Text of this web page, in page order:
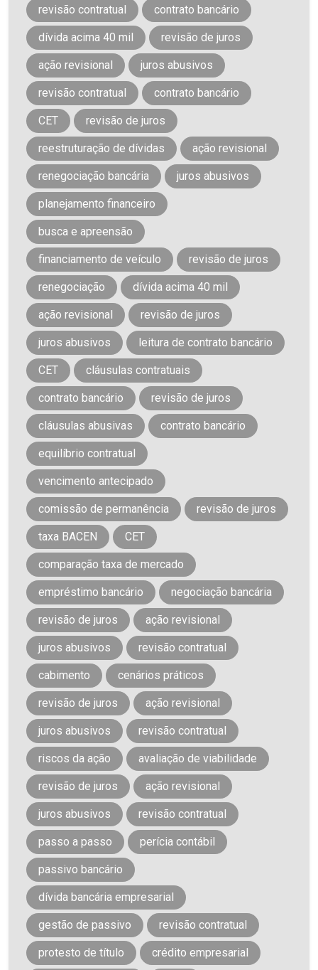
revisão contratual contrato bancário
dívida acima 40 mil revisão de juros
ação revisional juros abusivos
revisão contratual contrato bancário
CET revisão de juros
reestruturação de dívidas ação revisional
renegociação bancária juros abusivos
planejamento financeiro
busca e apreensão
financiamento de veículo revisão de juros
renegociação dívida acima 40 mil
ação revisional revisão de juros
juros abusivos leitura de contrato bancário
CET cláusulas contratuais
contrato bancário revisão de juros
cláusulas abusivas contrato bancário
equilíbrio contratual
vencimento antecipado
comissão de permanência revisão de juros
taxa BACEN CET
comparação taxa de mercado
empréstimo bancário negociação bancária
revisão de juros ação revisional
juros abusivos revisão contratual
cabimento cenários práticos
revisão de juros ação revisional
juros abusivos revisão contratual
riscos da ação avaliação de viabilidade
revisão de juros ação revisional
juros abusivos revisão contratual
passo a passo perícia contábil
passivo bancário
dívida bancária empresarial
gestão de passivo revisão contratual
protesto de título crédito empresarial